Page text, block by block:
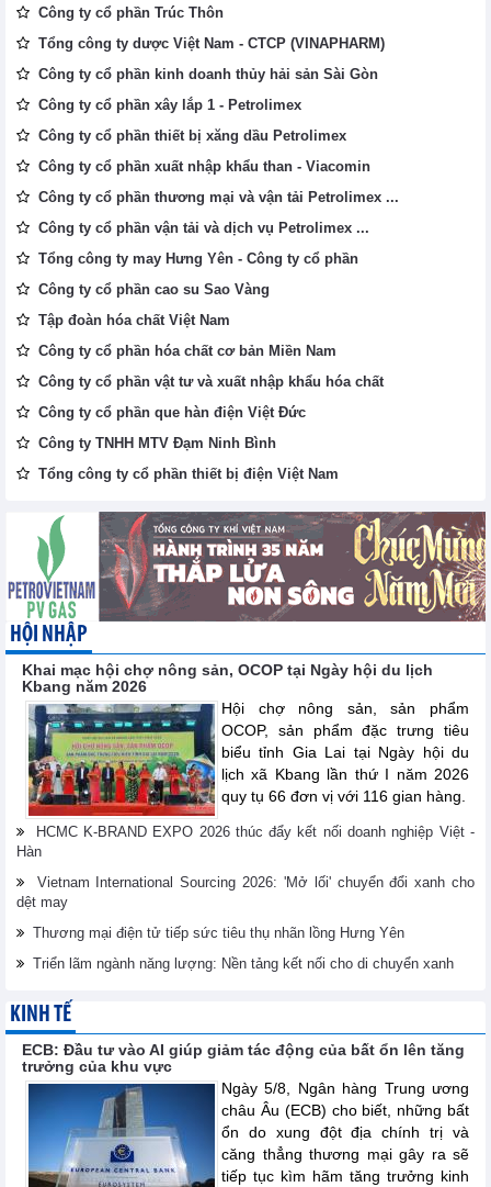
Công ty cổ phần Trúc Thôn
Tổng công ty dược Việt Nam - CTCP (VINAPHARM)
Công ty cổ phần kinh doanh thủy hải sản Sài Gòn
Công ty cổ phần xây lắp 1 - Petrolimex
Công ty cổ phần thiết bị xăng dầu Petrolimex
Công ty cổ phần xuất nhập khẩu than - Viacomin
Công ty cổ phần thương mại và vận tải Petrolimex ...
Công ty cổ phần vận tải và dịch vụ Petrolimex ...
Tổng công ty may Hưng Yên - Công ty cổ phần
Công ty cổ phần cao su Sao Vàng
Tập đoàn hóa chất Việt Nam
Công ty cổ phần hóa chất cơ bản Miền Nam
Công ty cổ phần vật tư và xuất nhập khẩu hóa chất
Công ty cổ phần que hàn điện Việt Đức
Công ty TNHH MTV Đạm Ninh Bình
Tổng công ty cổ phần thiết bị điện Việt Nam
HỘI NHẬP
Khai mạc hội chợ nông sản, OCOP tại Ngày hội du lịch
Kbang năm 2026
Hội chợ nông sản, sản phẩm
OCOP, sản phẩm đặc trưng tiêu
biểu tỉnh Gia Lai tại Ngày hội du
lịch xã Kbang lần thứ I năm 2026
quy tụ 66 đơn vị với 116 gian hàng.
HCMC K-BRAND EXPO 2026 thúc đẩy kết nối doanh nghiệp Việt -
Hàn
Vietnam International Sourcing 2026: 'Mở lối' chuyển đổi xanh cho
dệt may
Thương mại điện tử tiếp sức tiêu thụ nhãn lồng Hưng Yên
Triển lãm ngành năng lượng: Nền tảng kết nối cho di chuyển xanh
KINH TẾ
ECB: Đầu tư vào AI giúp giảm tác động của bất ổn lên tăng
trưởng của khu vực
Ngày 5/8, Ngân hàng Trung ương
châu Âu (ECB) cho biết, những bất
ổn do xung đột địa chính trị và
căng thẳng thương mại gây ra sẽ
tiếp tục kìm hãm tăng trưởng kinh